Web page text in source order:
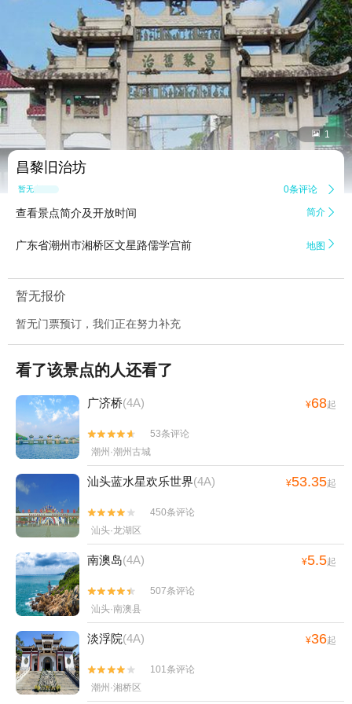
 1
昌黎旧治坊
暂无点评 0条评论 
查看景点简介及开放时间 简介 
广东省潮州市湘桥区文星路儒学宫前 地图 
暂无报价
暂无门票预订，我们正在努力补充
看了该景点的人还看了
广济桥(4A) ¥68起


53条评论
潮州·潮州古城
汕头蓝水星欢乐世界(4A) ¥53.35起


450条评论
汕头·龙湖区
南澳岛(4A) ¥5.5起


507条评论
汕头·南澳县
淡浮院(4A) ¥36起


101条评论
潮州·湘桥区